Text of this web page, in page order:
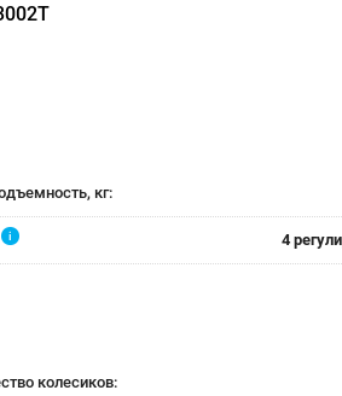
кг:
i 4
колесиков: